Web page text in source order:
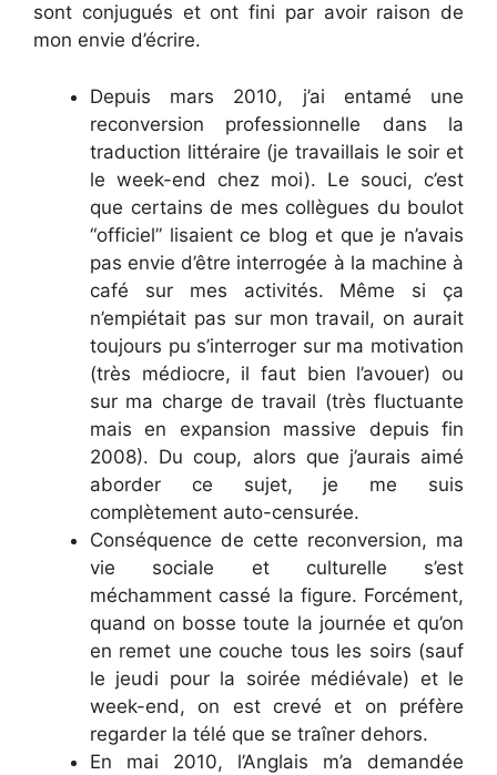
sont conjugués et ont fini par avoir raison de
mon envie d’écrire.
Depuis mars 2010, j’ai entamé une
reconversion professionnelle dans la
traduction littéraire (je travaillais le soir et
le week-end chez moi). Le souci, c’est
que certains de mes collègues du boulot
“officiel” lisaient ce blog et que je n’avais
pas envie d’être interrogée à la machine à
café sur mes activités. Même si ça
n’empiétait pas sur mon travail, on aurait
toujours pu s’interroger sur ma motivation
(très médiocre, il faut bien l’avouer) ou
sur ma charge de travail (très fluctuante
mais en expansion massive depuis fin
2008). Du coup, alors que j’aurais aimé
aborder ce sujet, je me suis
complètement auto-censurée.
Conséquence de cette reconversion, ma
vie sociale et culturelle s’est
méchamment cassé la figure. Forcément,
quand on bosse toute la journée et qu’on
en remet une couche tous les soirs (sauf
le jeudi pour la soirée médiévale) et le
week-end, on est crevé et on préfère
regarder la télé que se traîner dehors.
En mai 2010, l’Anglais m’a demandée